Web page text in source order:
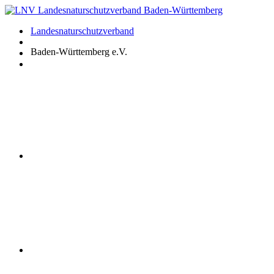
Zum
springenLandesnaturschutzverband
Baden-Württemberg e.V.